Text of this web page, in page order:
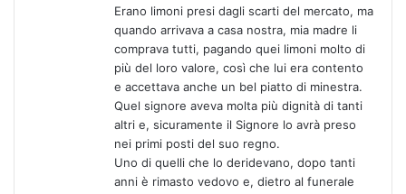
Erano limoni presi dagli scarti del mercato, ma
quando arrivava a casa nostra, mia madre li
comprava tutti, pagando quei limoni molto di
più del loro valore, così che lui era contento
e accettava anche un bel piatto di minestra.
Quel signore aveva molta più dignità di tanti
altri e, sicuramente il Signore lo avrà preso
nei primi posti del suo regno.
Uno di quelli che lo deridevano, dopo tanti
anni è rimasto vedovo e, dietro al funerale